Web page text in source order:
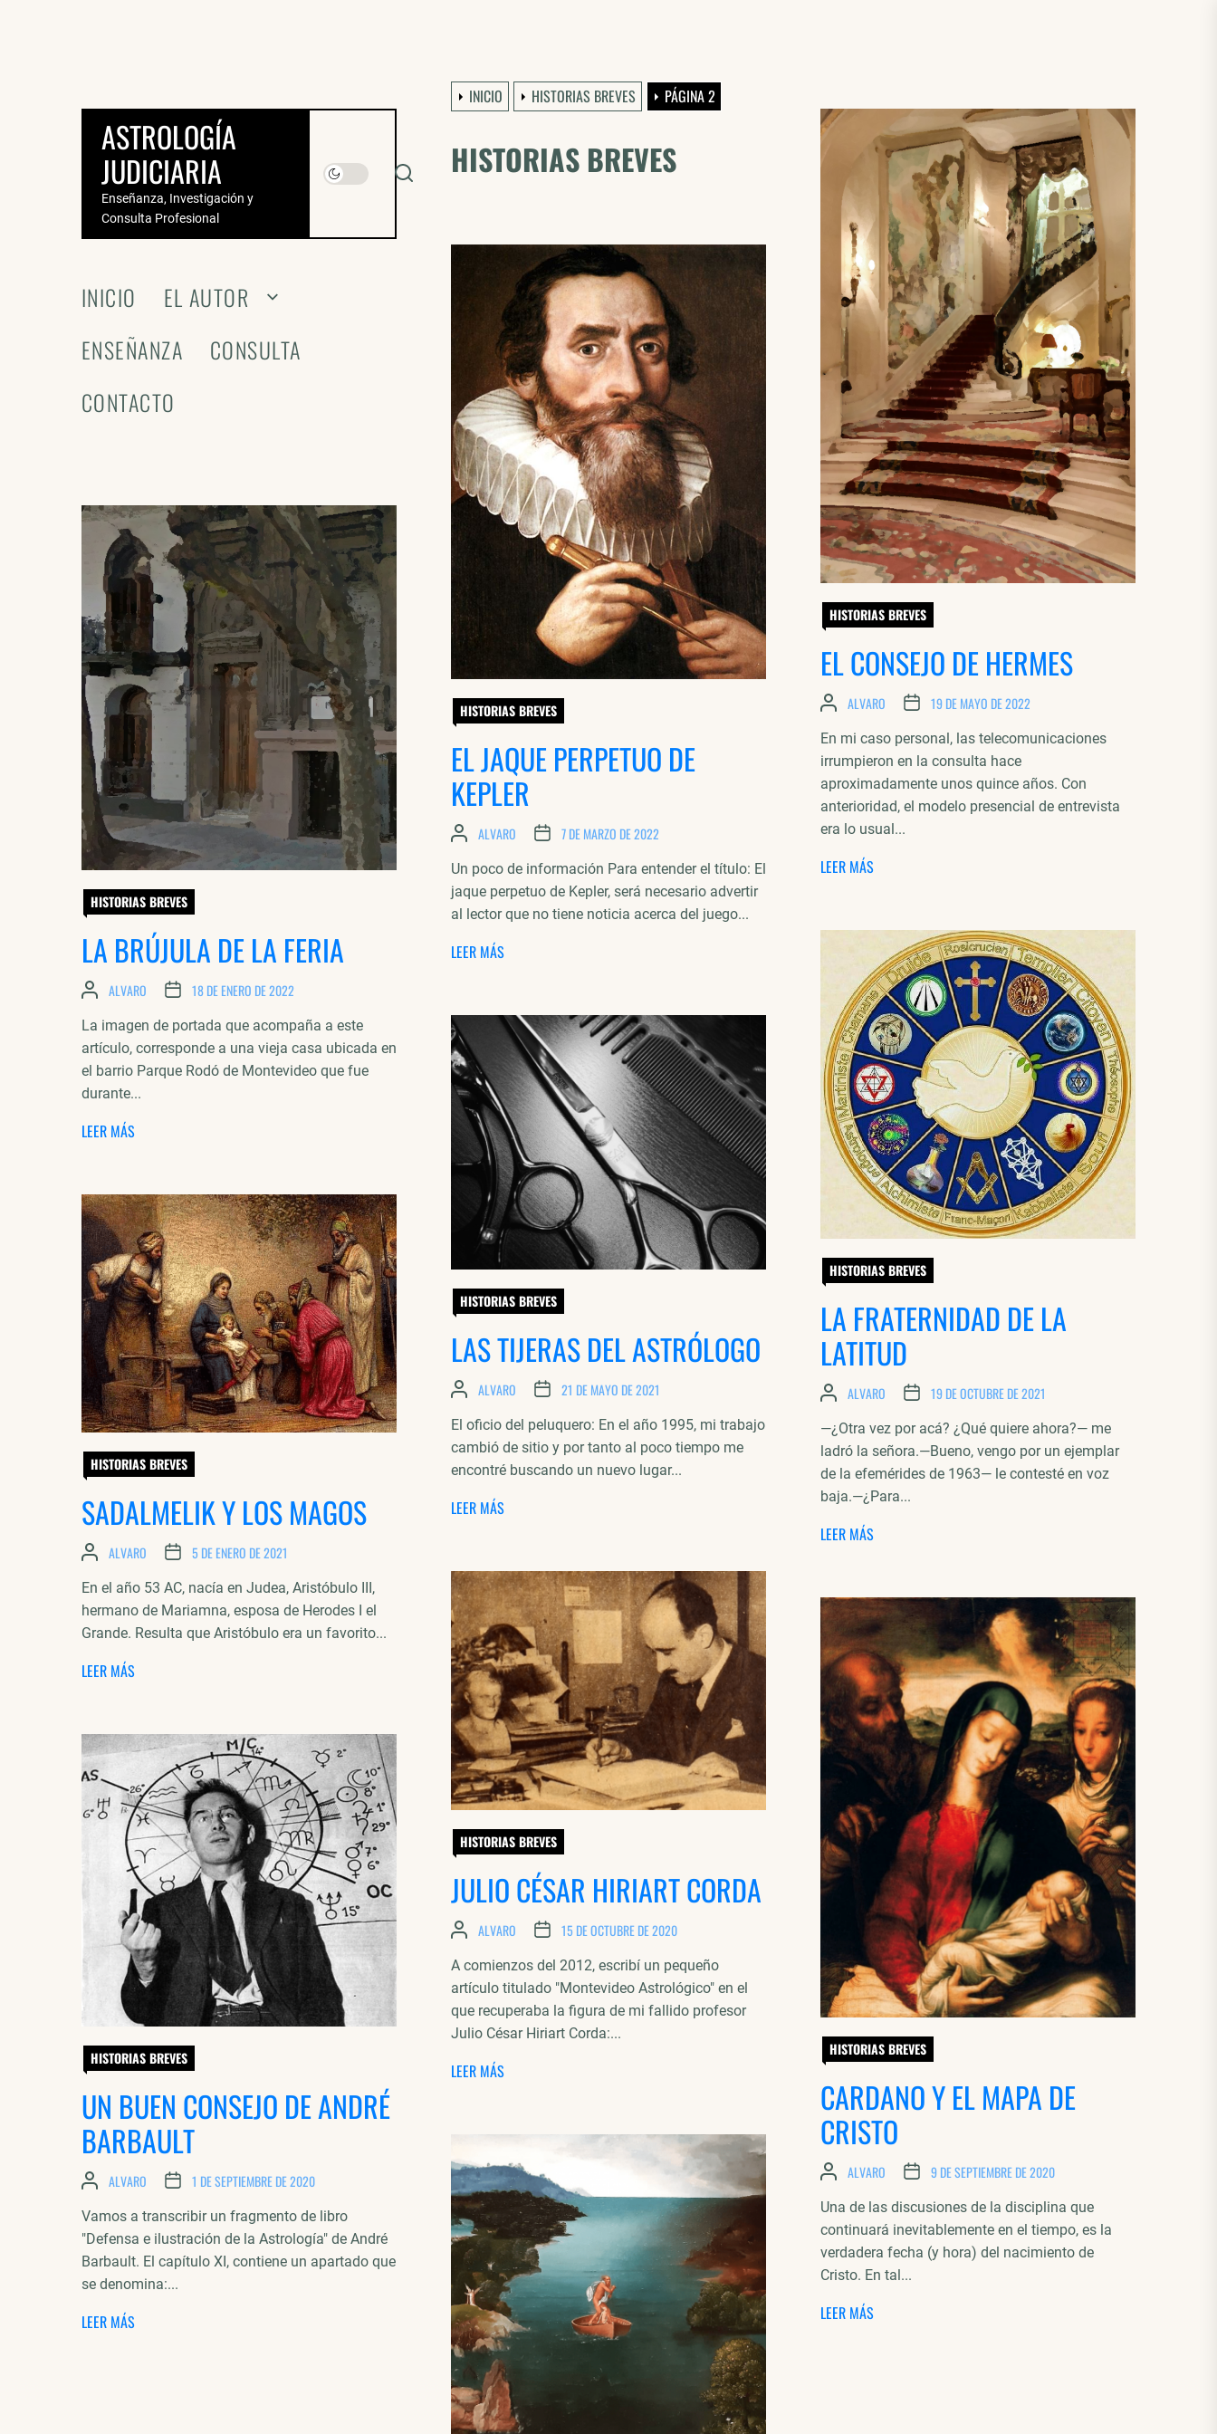
ASTROLOGÍA
JUDICIARIA
Enseñanza, Investigación y
Consulta Profesional
INICIO
EL AUTOR
ENSEÑANZA
CONSULTA
CONTACTO
INICIO HISTORIAS BREVES PÁGINA 2
HISTORIAS BREVES
HISTORIAS BREVES
EL CONSEJO DE HERMES
ALVARO 19 DE MAYO DE 2022
En mi caso personal, las telecomunicaciones
irrumpieron en la consulta hace
aproximadamente unos quince años. Con
anterioridad, el modelo presencial de entrevista
era lo usual...
LEER MÁS
HISTORIAS BREVES
EL JAQUE PERPETUO DE
KEPLER
ALVARO 7 DE MARZO DE 2022
Un poco de información Para entender el título: El
jaque perpetuo de Kepler, será necesario advertir
al lector que no tiene noticia acerca del juego...
LEER MÁS
HISTORIAS BREVES
LA BRÚJULA DE LA FERIA
ALVARO 18 DE ENERO DE 2022
La imagen de portada que acompaña a este
artículo, corresponde a una vieja casa ubicada en
el barrio Parque Rodó de Montevideo que fue
durante...
LEER MÁS
HISTORIAS BREVES
LA FRATERNIDAD DE LA
LATITUD
ALVARO 19 DE OCTUBRE DE 2021
—¿Otra vez por acá? ¿Qué quiere ahora?— me
ladró la señora.—Bueno, vengo por un ejemplar
de la efemérides de 1963— le contesté en voz
baja.—¿Para...
LEER MÁS
HISTORIAS BREVES
LAS TIJERAS DEL ASTRÓLOGO
ALVARO 21 DE MAYO DE 2021
El oficio del peluquero: En el año 1995, mi trabajo
cambió de sitio y por tanto al poco tiempo me
encontré buscando un nuevo lugar...
LEER MÁS
HISTORIAS BREVES
SADALMELIK Y LOS MAGOS
ALVARO 5 DE ENERO DE 2021
En el año 53 AC, nacía en Judea, Aristóbulo III,
hermano de Mariamna, esposa de Herodes I el
Grande. Resulta que Aristóbulo era un favorito...
LEER MÁS
HISTORIAS BREVES
JULIO CÉSAR HIRIART CORDA
ALVARO 15 DE OCTUBRE DE 2020
A comienzos del 2012, escribí un pequeño
artículo titulado "Montevideo Astrológico" en el
que recuperaba la figura de mi fallido profesor
Julio César Hiriart Corda:...
LEER MÁS
HISTORIAS BREVES
CARDANO Y EL MAPA DE
CRISTO
ALVARO 9 DE SEPTIEMBRE DE 2020
Una de las discusiones de la disciplina que
continuará inevitablemente en el tiempo, es la
verdadera fecha (y hora) del nacimiento de
Cristo. En tal...
LEER MÁS
HISTORIAS BREVES
UN BUEN CONSEJO DE ANDRÉ
BARBAULT
ALVARO 1 DE SEPTIEMBRE DE 2020
Vamos a transcribir un fragmento de libro
"Defensa e ilustración de la Astrología" de André
Barbault. El capítulo XI, contiene un apartado que
se denomina:...
LEER MÁS